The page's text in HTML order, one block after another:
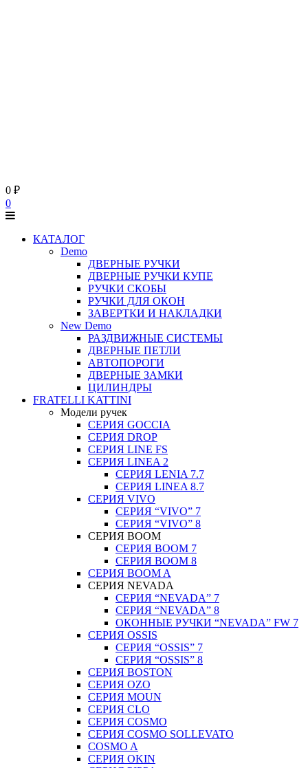
0 ₽
0
КАТАЛОГ
Demo
ДВЕРНЫЕ РУЧКИ
ДВЕРНЫЕ РУЧКИ КУПЕ
РУЧКИ СКОБЫ
РУЧКИ ДЛЯ ОКОН
ЗАВЕРТКИ И НАКЛАДКИ
New Demo
РАЗДВИЖНЫЕ СИСТЕМЫ
ДВЕРНЫЕ ПЕТЛИ
АВТОПОРОГИ
ДВЕРНЫЕ ЗАМКИ
ЦИЛИНДРЫ
FRATELLI KATTINI
Модели ручек
СЕРИЯ GOCCIA
СЕРИЯ DROP
СЕРИЯ LINE FS
СЕРИЯ LINEA 2
СЕРИЯ LENIA 7.7
СЕРИЯ LINEA 8.7
СЕРИЯ VIVO
СЕРИЯ “VIVO” 7
СЕРИЯ “VIVO” 8
СЕРИЯ ВOOM
СЕРИЯ ВOOM 7
СЕРИЯ ВOOM 8
СЕРИЯ ВOOM A
СЕРИЯ NEVADA
СЕРИЯ “NEVADA” 7
СЕРИЯ “NEVADA” 8
ОКОННЫЕ РУЧКИ “NEVADA” FW 7
СЕРИЯ OSSIS
СЕРИЯ “OSSIS” 7
СЕРИЯ “OSSIS” 8
СЕРИЯ ВOSTON
CЕРИЯ OZO
СЕРИЯ MOUN
СЕРИЯ CLO
СЕРИЯ COSMO
СЕРИЯ COSMO SOLLEVATO
COSMO A
СЕРИЯ OKIN